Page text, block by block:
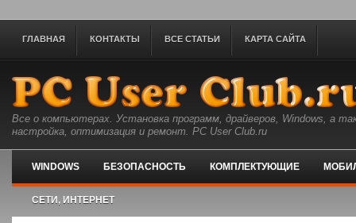
ГЛАВНАЯ КОНТАКТЫ ВСЕ СТАТЬИ КАРТА САЙТА
Все о компьютерах. Установка программ, драйверов, Windows, а
настройка, оптимизация и ремонт. PC User Club.ru
WINDOWS БЕЗОПАСНОСТЬ КОМПЛЕКТУЮЩИЕ
СЕТИ, ИНТЕРНЕТ